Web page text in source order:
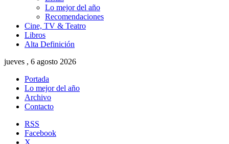
Lo mejor del año
Recomendaciones
Cine, TV & Teatro
Libros
Alta Definición
jueves , 6 agosto 2026
Portada
Lo mejor del año
Archivo
Contacto
RSS
Facebook
X